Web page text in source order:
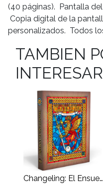
(40 páginas). Pantalla
Copia digital de la
personalizados. Todos
TAMBIEN
Changeling: El Ensueño Ed. 20° Aniversario - Plebeyo